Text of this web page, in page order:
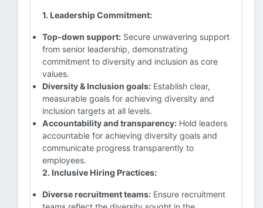
1. Leadership Commitment:
Top-down support: Secure unwavering support
from senior leadership, demonstrating
commitment to diversity and inclusion as core
values.
Diversity & Inclusion goals: Establish clear,
measurable goals for achieving diversity and
inclusion targets at all levels.
Accountability and transparency: Hold leaders
accountable for achieving diversity goals and
communicate progress transparently to
employees.
2. Inclusive Hiring Practices:
Diverse recruitment teams: Ensure recruitment